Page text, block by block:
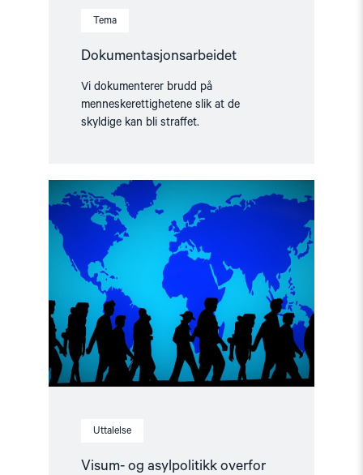
Tema
Dokumentasjonsarbeidet
Vi dokumenterer brudd på
menneskerettighetene slik at de
skyldige kan bli straffet.
Uttalelse
Visum- og asylpolitikk overfor
article
"Visum-
og
asylpolitikk
overfor
menneskerettighetsforsvarere
Belarus
og
Russland"